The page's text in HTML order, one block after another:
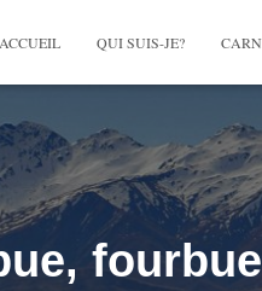
ACCUEIL QUI SUIS-JE?